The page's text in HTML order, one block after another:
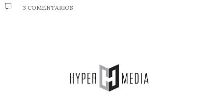
3 COMENTARIOS